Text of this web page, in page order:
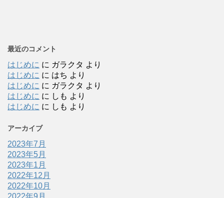
最近のコメント
はじめに に ガラクタ より
はじめに に はち より
はじめに に ガラクタ より
はじめに に しも より
はじめに に しも より
アーカイブ
2023年7月
2023年5月
2023年1月
2022年12月
2022年10月
2022年9月